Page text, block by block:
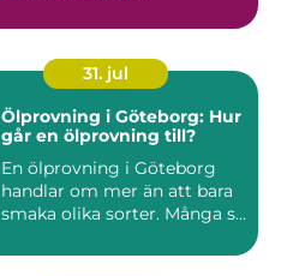
31. jul
Ölprovning i Göteborg: Hur
går en ölprovning till?
En ölprovning i Göteborg
handlar om mer än att bara
smaka olika sorter. Många s...